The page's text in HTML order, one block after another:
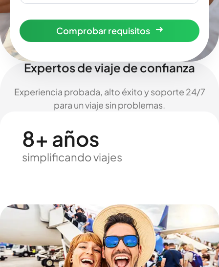
Comprobar requisitos
Expertos de viaje de confianza
Experiencia probada, alto éxito y soporte 24/7
para un viaje sin problemas.
8+ años
simplificando viajes